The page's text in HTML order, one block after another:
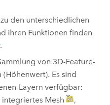
den unterschiedlichen
ihren Funktionen finden
.
von 3D-Feature-
Es sind
Layern verfügbar:
integriertes Mesh
,